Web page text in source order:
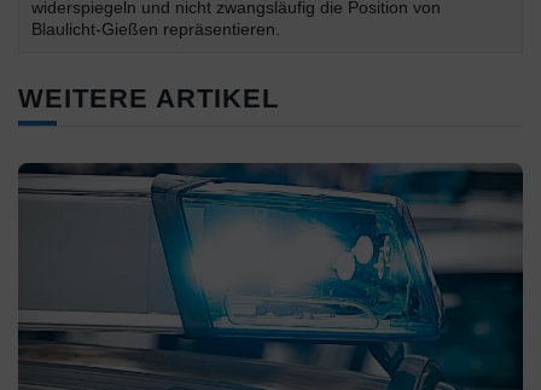
widerspiegeln und nicht zwangsläufig die Position von
Blaulicht-Gießen repräsentieren.
WEITERE ARTIKEL